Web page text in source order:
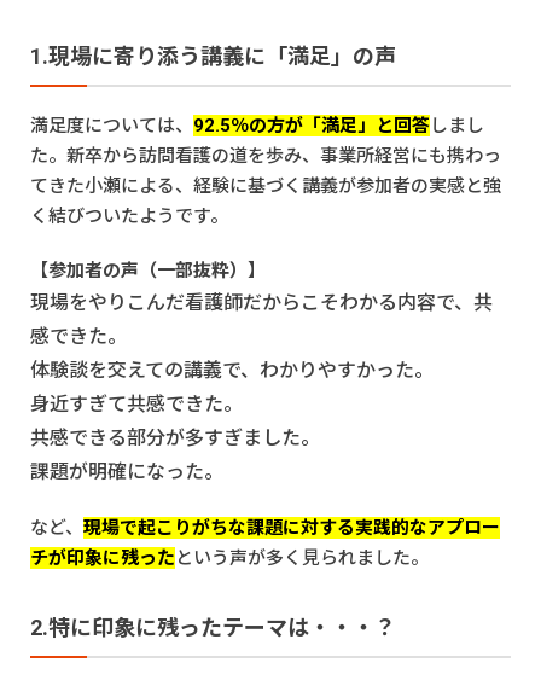
1.現場に寄り添う講義に「満足」の声
満足度については、 92.5％の方が「満足」と回答 しまし
た。新卒から訪問看護の道を歩み、事業所経営にも携わっ
てきた小瀬による、経験に基づく講義が参加者の実感と強
く結びついたようです。
【参加者の声（一部抜粋） 】
現場をやりこんだ看護師だからこそわかる内容で、共
感できた。
体験談を交えての講義で、わかりやすかった。
身近すぎて共感できた。
共感できる部分が多すぎました。
課題が明確になった。
など、 現場で起こりがちな課題に対する実践的なアプロー
チが印象に残った という声が多く見られました。
2.特に印象に残ったテーマは・・・？